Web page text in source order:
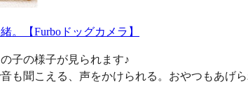
。【Furboドッグカメラ】
子の様子が見られます♪
も聞こえる、声をかけられる。おやつもあげら